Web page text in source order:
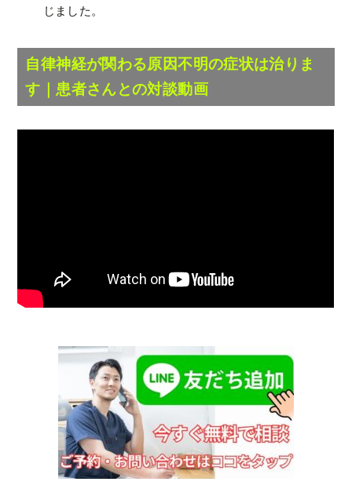
じました。
自律神経が関わる原因不明の症状は治りま
す｜患者さんとの対談動画